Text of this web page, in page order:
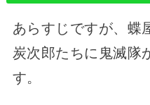
あらすじですが、蝶
炭次郎たちに鬼滅隊
す。